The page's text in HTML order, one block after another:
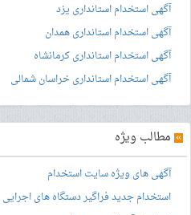
آگهی استخدام استانداری یزد
آگهی استخدام استانداری همدان
آگهی استخدام استانداری کرمانشاه
آگهی استخدام استانداری خراسان شمالی
» مطالب ویژه
آگهی های ویژه سایت استخدام
استخدام جدید فراگیر دستگاه های اجرایی